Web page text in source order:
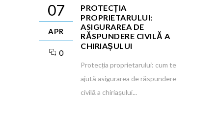
07
APR
0
PROTECȚIA
PROPRIETARULUI:
ASIGURAREA DE
RĂSPUNDERE CIVILĂ A
CHIRIAȘULUI
Protecția proprietarului: cum te
ajută asigurarea de răspundere
civilă a chiriașului...